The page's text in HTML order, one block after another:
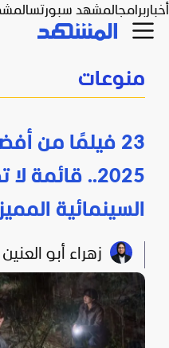
أخباربرامجالمشهد سبورتس
منوعات
23 فيلمًا من
2025.. قائمة
السينمائية
زهراء أبو العنين